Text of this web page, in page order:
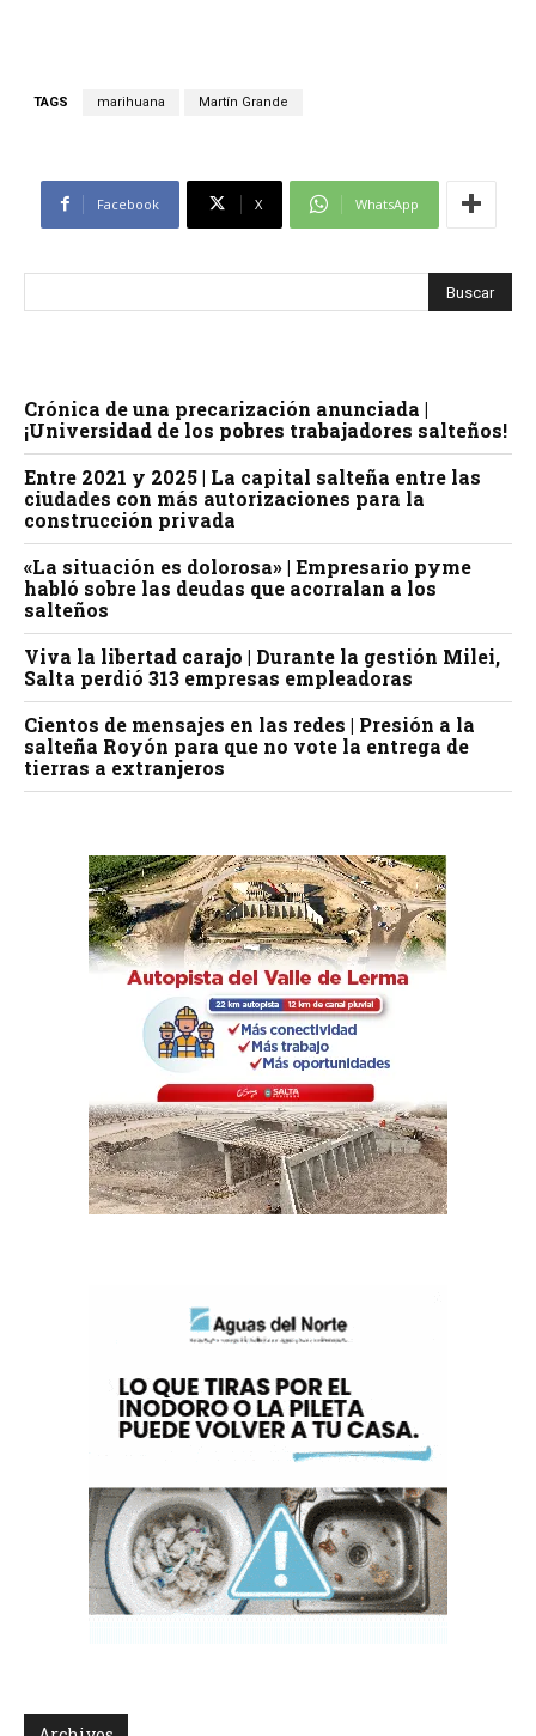
TAGS marihuana Martín Grande
Facebook X WhatsApp
Crónica de una precarización anunciada |
¡Universidad de los pobres trabajadores salteños!
Entre 2021 y 2025 | La capital salteña entre las
ciudades con más autorizaciones para la
construcción privada
«La situación es dolorosa» | Empresario pyme
habló sobre las deudas que acorralan a los
salteños
Viva la libertad carajo | Durante la gestión Milei,
Salta perdió 313 empresas empleadoras
Cientos de mensajes en las redes | Presión a la
salteña Royón para que no vote la entrega de
tierras a extranjeros